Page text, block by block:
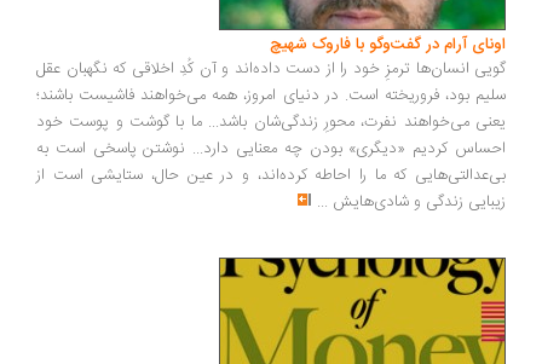
آرام در گفت‌وگو با فاروک شهیچ‭
انسان‌ها ترمزِ خود را از دست داده‌اند و آن کُدِ اخلاقی که نگهبان عقل
بود، فروریخته است. در دنیای امروز، همه می‌خواهند فاشیست باشند؛
می‌خواهند نفرت، محورِ زندگی‌شان باشد... ما با گوشت و پوست خود
کردیم «دیگری» بودن چه معنایی دارد... نوشتن پاسخی است به
که ما را احاطه کرده‌اند، و در عین حال، ستایشی است از
زندگی و شادی‌هایش...